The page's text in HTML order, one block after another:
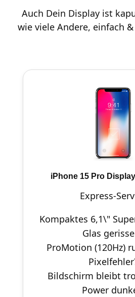
Auch Dein Display ist
wie viele Andere, einfach
iPhone 15 Pro
Express-
Kompaktes 6,1\"
Glas
ProMotion (120Hz)
Bildschirm bleibt
Power